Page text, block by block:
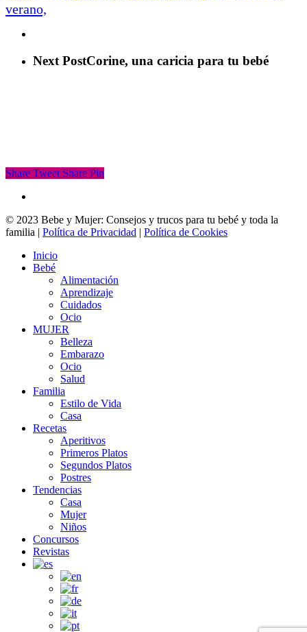
verano,
Next PostCorine, una caricia para tu bebé
Share Tweet Share Pin
© 2023 Bebe y Mujer: Consejos y trucos para tu bebé y toda la
familia | Política de Privacidad | Política de Cookies
Close
Menu
Inicio
Bebé
Alimentación
Aprendizaje
Cuidados
Ocio
MUJER
Belleza
Embarazo
Ocio
Salud
Familia
Estilo de Vida
Casa
Recetas
Aperitivos
Primeros Platos
Segundos Platos
Postres
Tendencias
Casa
Mujer
Niños
Concursos
Revistas